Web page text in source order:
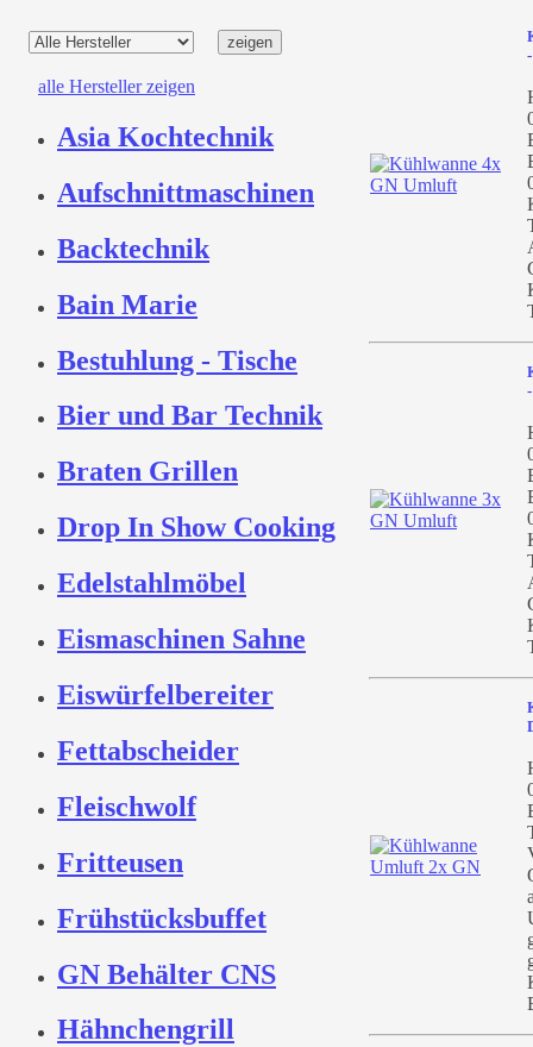
alle Hersteller zeigen
Asia Kochtechnik
Aufschnittmaschinen
Backtechnik
Bain Marie
Bestuhlung - Tische
Bier und Bar Technik
Braten Grillen
Drop In Show Cooking
Edelstahlmöbel
Eismaschinen Sahne
Eiswürfelbereiter
Fettabscheider
Fleischwolf
Fritteusen
Frühstücksbuffet
GN Behälter CNS
Hähnchengrill